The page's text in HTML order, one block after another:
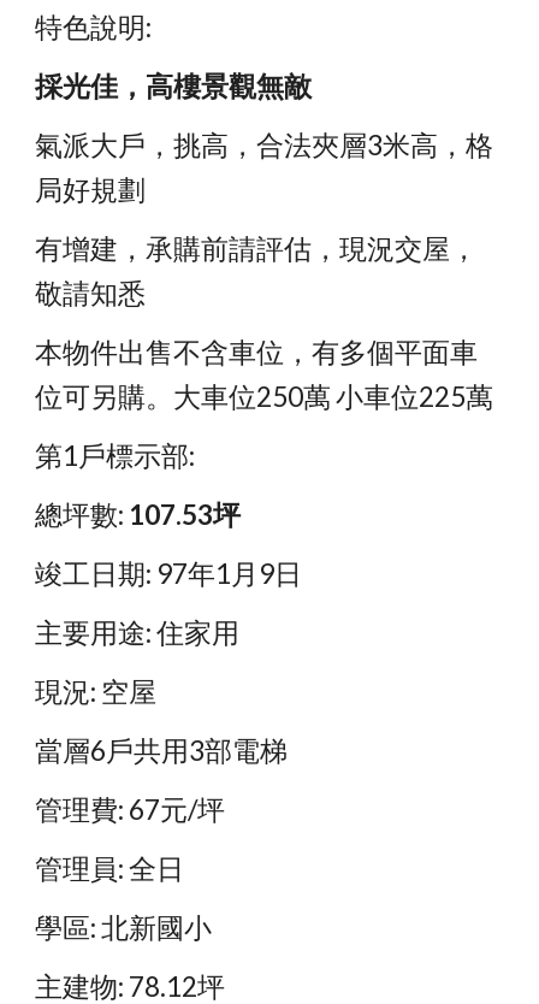
特色說明:
採光佳，高樓景觀無敵
氣派大戶，挑高，合法夾層3米高，格
局好規劃
有增建，承購前請評估，現況交屋，
敬請知悉
本物件出售不含車位，有多個平面車
位可另購。大車位250萬 小車位225萬
第1戶標示部:
總坪數: 107.53坪
竣工日期: 97年1月9日
主要用途: 住家用
現況: 空屋
當層6戶共用3部電梯
管理費: 67元/坪
管理員: 全日
學區: 北新國小
主建物: 78.12坪